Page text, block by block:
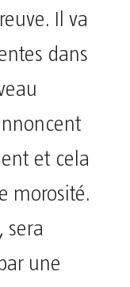
Il va
dans
et cela
morosité.
sera
une